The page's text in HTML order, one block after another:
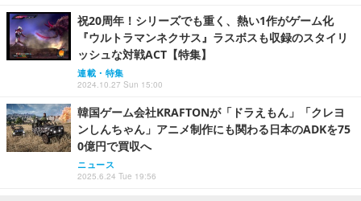
祝20周年！シリーズでも重く、熱い1作がゲーム化
『ウルトラマンネクサス』ラスボスも収録のスタイリ
ッシュな対戦ACT【特集】
連載・特集
2024.10.27 Sun 15:00
韓国ゲーム会社KRAFTONが「ドラえもん」「クレヨ
ンしんちゃん」アニメ制作にも関わる日本のADKを75
0億円で買収へ
ニュース
2025.6.24 Tue 19:56